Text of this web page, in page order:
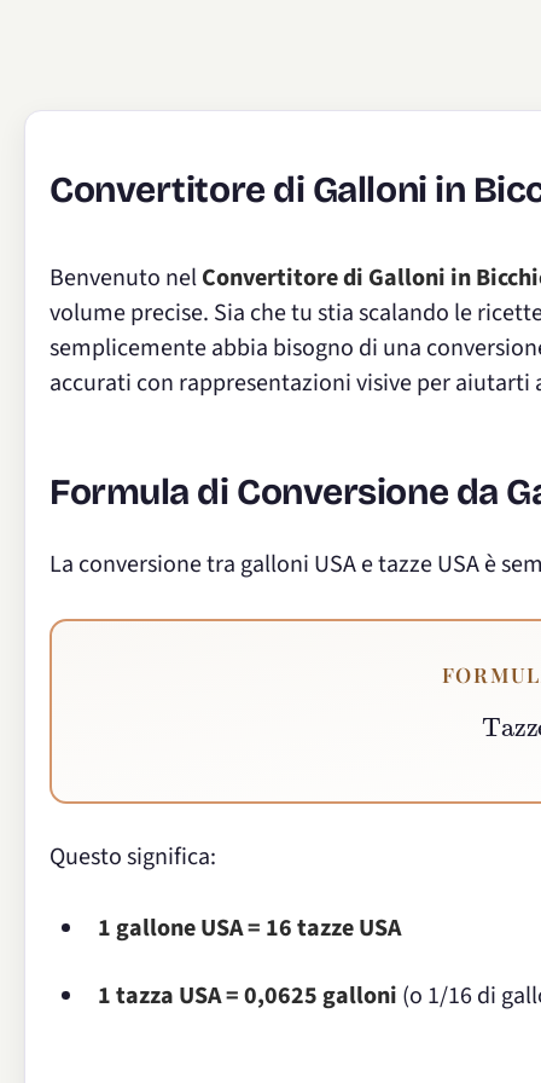
Convertitore di Galloni in
Benvenuto nelConvertitore di Galloni in
volume precise. Sia che tu stia scalando le
semplicemente abbia bisogno di una
accurati con rappresentazioni visive per aiutarti
Formula di Conversione da
La conversione tra galloni USA e tazze USA è
Questo significa:
1 gallone USA = 16 tazze USA
1 tazza USA = 0,0625 galloni (o 1/16 di